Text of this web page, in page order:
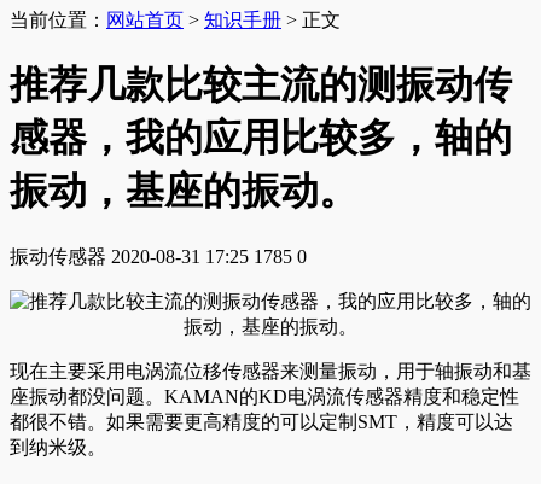
当前位置： 网站首页 > 知识手册 > 正文
推荐几款比较主流的测振动传
感器，我的应用比较多，轴的
振动，基座的振动。
振动传感器 2020-08-31 17:25 1785 0
现在主要采用电涡流位移传感器来测量振动，用于轴振动和基
座振动都没问题。KAMAN的KD电涡流传感器精度和稳定性
都很不错。如果需要更高精度的可以定制SMT，精度可以达
到纳米级。